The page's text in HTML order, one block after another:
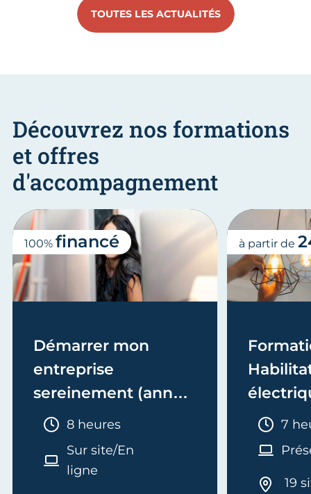
TOUTES LES ACTUALITÉS
Découvrez nos formations
et offres
d'accompagnement
Démarrer mon
entreprise
sereinement (année
Durée :
8 heures
Sur site/En
ligne
100% financé
7
19
à partir de